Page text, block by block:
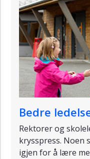
Bedre
Rektorer og
krysspress. Noen
igjen for å lære